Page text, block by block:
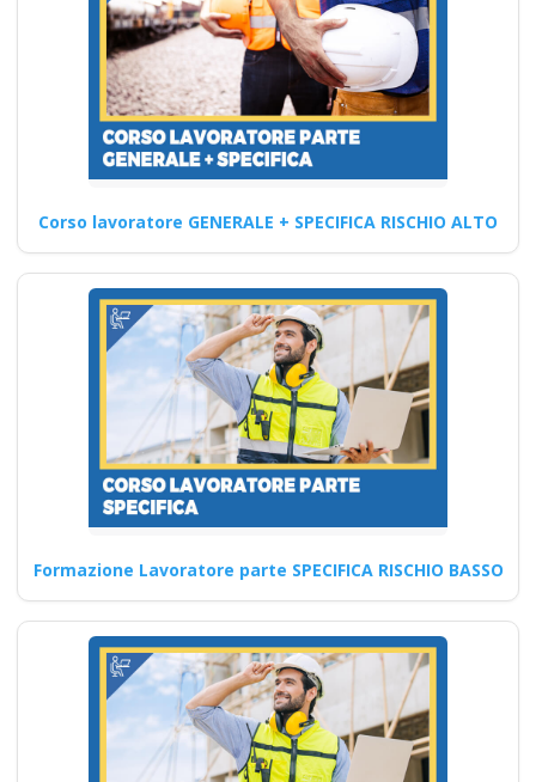
informatiche richieste per
partecipare al corso di
aggiornamento…
Continua
Corso lavoratore GENERALE + SPECIFICA RISCHIO ALTO
Formazione Lavoratore parte SPECIFICA RISCHIO BASSO